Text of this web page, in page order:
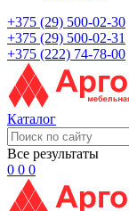
+375 (29) 500-02-30
+375 (29) 500-02-31
+375 (222) 74-78-00
Каталог
Все результаты
0 0 0